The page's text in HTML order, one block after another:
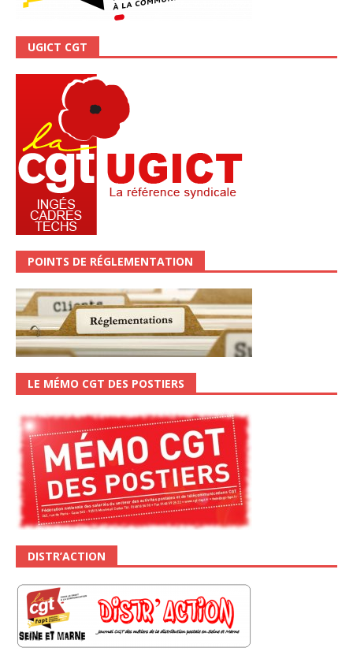
UGICT CGT
POINTS DE RÉGLEMENTATION
LE MÉMO CGT DES POSTIERS
DISTR’ACTION